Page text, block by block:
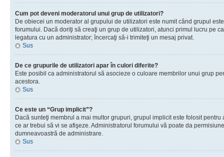
Cum pot deveni moderatorul unui grup de utilizatori?
De obiecei un moderator al grupului de utilizatori este numit când grupul
forumului. Dacă doriţi să creaţi un grup de utilizatori, atunci primul lucru pe
legatura cu un administrator; încercaţi să-i trimiteţi un mesaj privat.
Sus
De ce grupurile de utilizatori apar în culori diferite?
Este posibil ca administratorul să asocieze o culoare membrilor unui grup
acestora.
Sus
Ce este un “Grup implicit”?
Dacă sunteţi membrul a mai multor grupuri, grupul implicit este folosit
ce ar trebui să vi se afişeze. Administratorul forumului vă poate da
dumneavoastră de administrare.
Sus